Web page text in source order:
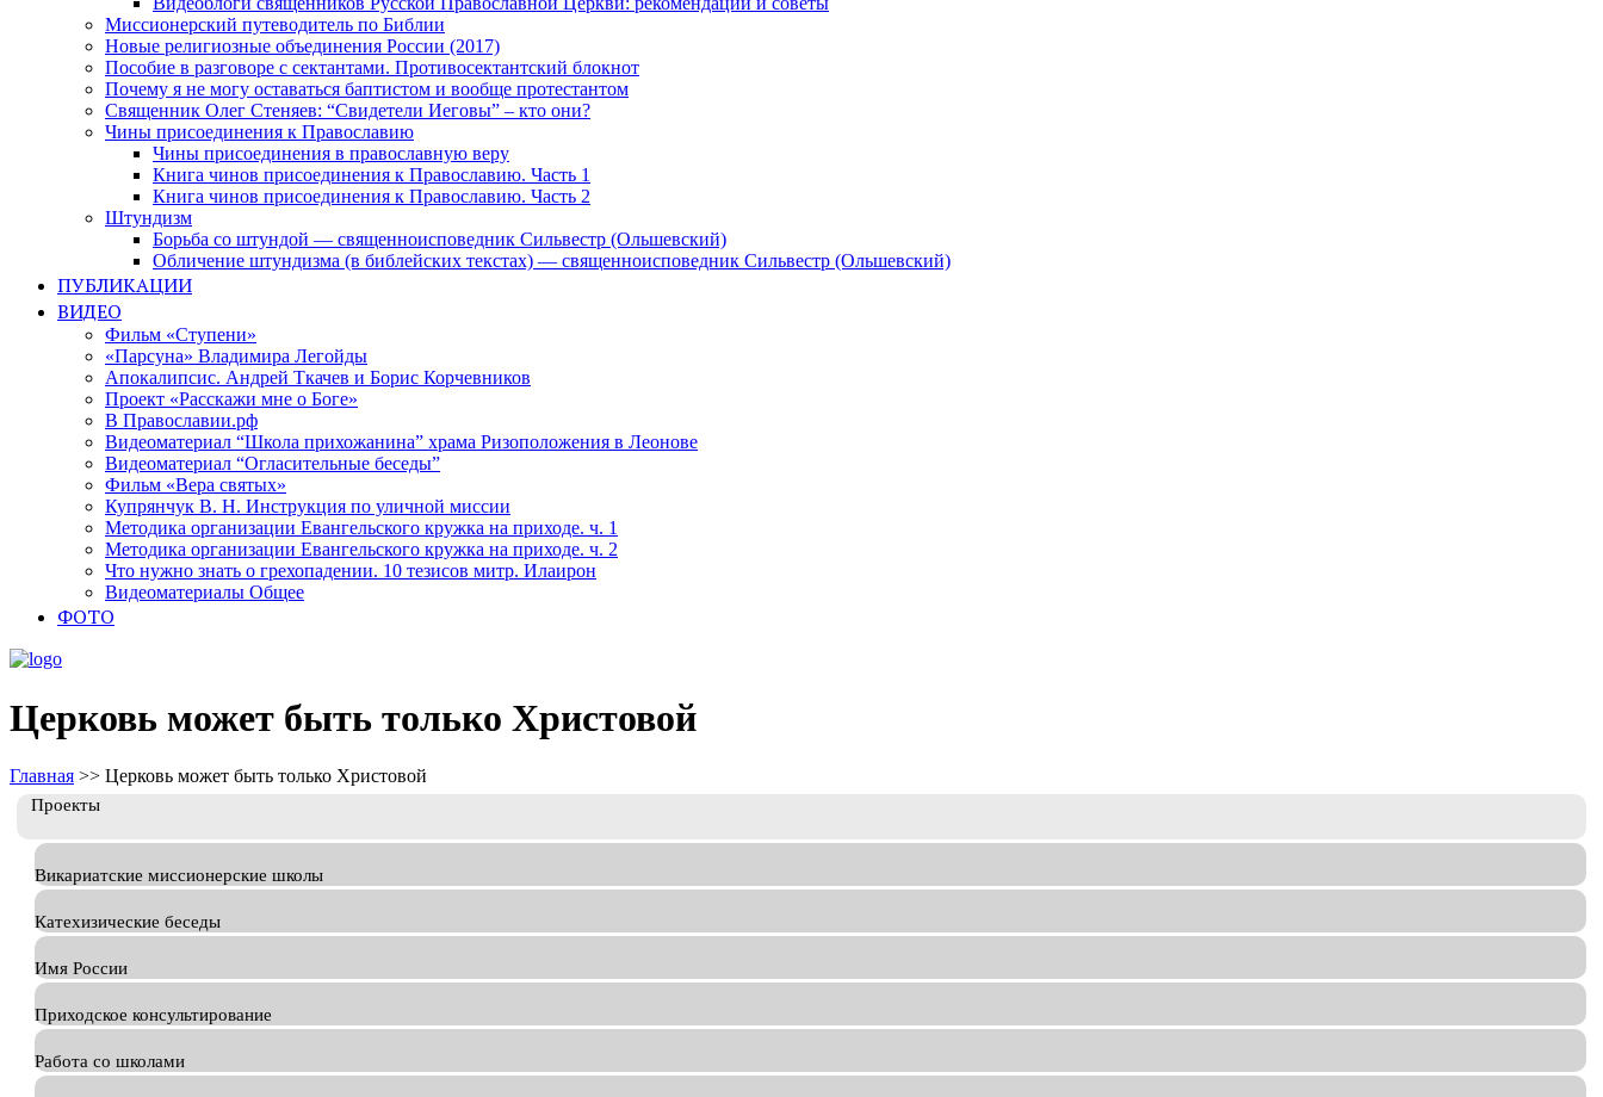
Миссионерский путеводитель по Библии
Новые религиозные объединения России (2017)
Пособие в разговоре с сектантами. Противосектантский блокнот
Почему я не могу оставаться баптистом и вообще протестантом
Священник Олег Стеняев: “Свидетели Иеговы” – кто они?
Чины присоединения к Православию
Чины присоединения в православную веру
Книга чинов присоединения к Православию. Часть 1
Книга чинов присоединения к Православию. Часть 2
Штундизм
Борьба со штундой — священноисповедник Сильвестр (Ольшевский)
Обличение штундизма (в библейских текстах) — священноисповедник Сильвестр (Ольшевский)
ПУБЛИКАЦИИ
ВИДЕО
Фильм «Ступени»
«Парсуна» Владимира Легойды
Апокалипсис. Андрей Ткачев и Борис Корчевников
Проект «Расскажи мне о Боге»
В Православии.рф
Видеоматериал “Школа прихожанина” храма Ризоположения в Леонове
Видеоматериал “Огласительные беседы”
Фильм «Вера святых»
Купрянчук В. Н. Инструкция по уличной миссии
Методика организации Евангельского кружка на приходе. ч. 1
Методика организации Евангельского кружка на приходе. ч. 2
Что нужно знать о грехопадении. 10 тезисов митр. Илаирон
Видеоматериалы Общее
ФОТО
Церковь может быть только Христовой
Главная >> Церковь может быть только Христовой
Проекты
Викариатские миссионерские школы
Катехизические беседы
Имя России
Приходское консультирование
Работа со школами